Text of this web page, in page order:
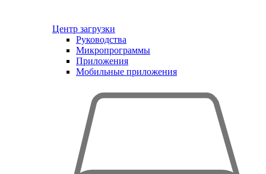
Центр загрузки
Руководства
Микропрограммы
Приложения
Мобильные приложения